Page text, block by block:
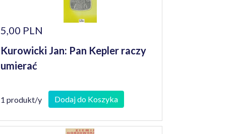
5,00 PLN
Kurowicki Jan: Pan Kepler raczy
umierać
1 produkt/y Dodaj do Koszyka